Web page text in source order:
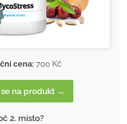
cena: 700 Kč
na produkt →
2. místo?